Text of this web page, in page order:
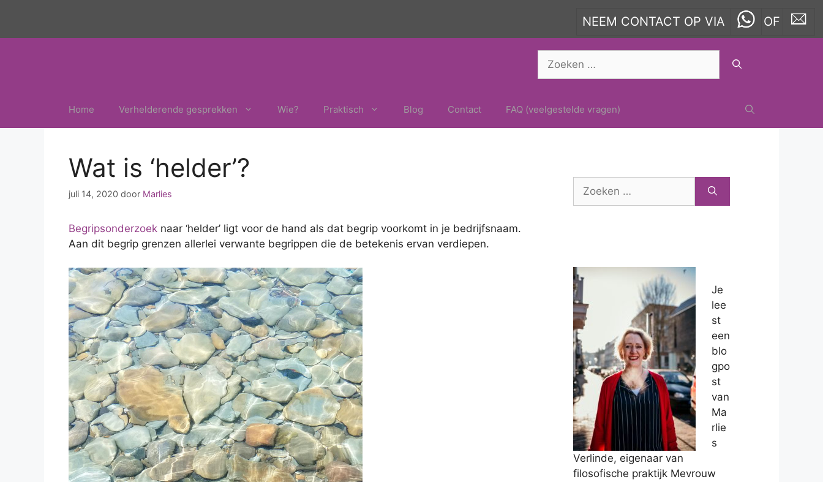
NEEM CONTACT OP VIA OF
naar:
Home Verhelderende gesprekken Wie? Praktisch Blog Contact FAQ (veelgestelde vragen)
Wat is ‘helder’?
juli 14, 2020 door Marlies
Begripsonderzoek naar ‘helder’ ligt voor de hand als dat begrip voorkomt in je bedrijfsnaam.
Aan dit begrip grenzen allerlei verwante begrippen die de betekenis ervan verdiepen.
naar:
Je
lee
st
een
blo
gpo
st
van
Ma
rlie
s
Verlinde, eigenaar van
filosofische praktijk Mevrouw